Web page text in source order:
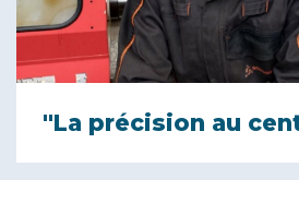
"La précision au